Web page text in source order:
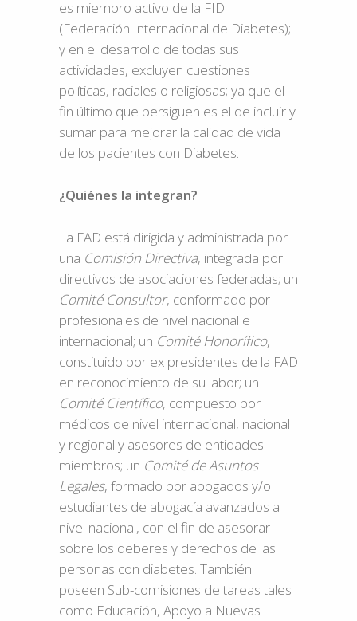
es miembro activo de la FID
(Federación Internacional de Diabetes);
y en el desarrollo de todas sus
actividades, excluyen cuestiones
políticas, raciales o religiosas; ya que el
fin último que persiguen es el de incluir y
sumar para mejorar la calidad de vida
de los pacientes con Diabetes.
¿Quiénes la integran?
La FAD está dirigida y administrada por
una Comisión Directiva, integrada por
directivos de asociaciones federadas; un
Comité Consultor, conformado por
profesionales de nivel nacional e
internacional; un Comité Honorífico,
constituido por ex presidentes de la FAD
en reconocimiento de su labor; un
Comité Científico, compuesto por
médicos de nivel internacional, nacional
y regional y asesores de entidades
miembros; un Comité de Asuntos
Legales, formado por abogados y/o
estudiantes de abogacía avanzados a
nivel nacional, con el fin de asesorar
sobre los deberes y derechos de las
personas con diabetes. También
poseen Sub-comisiones de tareas tales
como Educación, Apoyo a Nuevas